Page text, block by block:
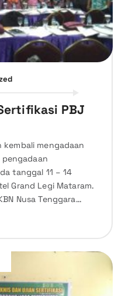
PBJ
mengadaan
tanggal 11 – 14
Grand Legi Mataram.
Nusa Tenggara…